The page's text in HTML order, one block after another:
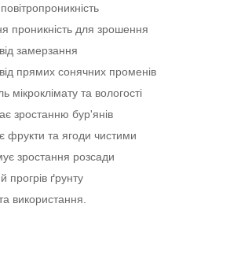
проникність для зрошення
замерзання
прямих сонячних променів
мікроклімату та вологості
зростанню бур'янів
фрукти та ягоди чистими
зростання розсади
прогрів ґрунту
використання.